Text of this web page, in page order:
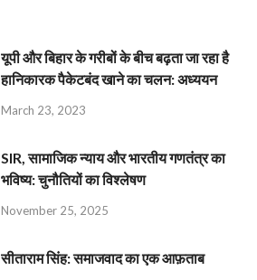
यूपी और बिहार के गरीबों के बीच बढ़ता जा रहा है
हानिकारक पैकेटबंद खाने का चलन: अध्ययन
March 23, 2023
SIR, सामाजिक न्याय और भारतीय गणतंत्र का
भविष्य: चुनौतियों का विश्लेषण
November 25, 2025
सीताराम सिंह: समाजवाद का एक आफ़ताब